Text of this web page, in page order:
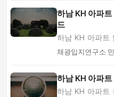
하남 KH 아파
드
하남 KH 아파트
층별 분양가, 사
채광입지연구소
하남 KH 아파
하남 KH 아파트